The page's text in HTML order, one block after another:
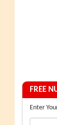
FREE
Enter